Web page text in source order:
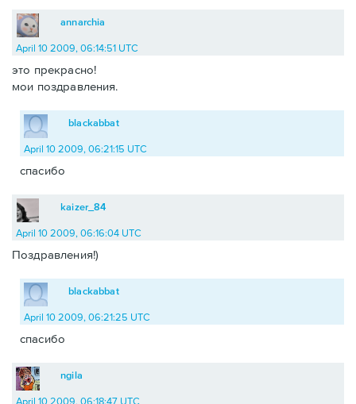
annarchia
April 10 2009, 06:14:51 UTC
это прекрасно!
мои поздравления.
blackabbat
April 10 2009, 06:21:15 UTC
спасибо
kaizer_84
April 10 2009, 06:16:04 UTC
Поздравления!)
blackabbat
April 10 2009, 06:21:25 UTC
спасибо
ngila
April 10 2009, 06:18:47 UTC